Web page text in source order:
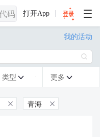
打开App
我的活动

类型  更多 
 青海 